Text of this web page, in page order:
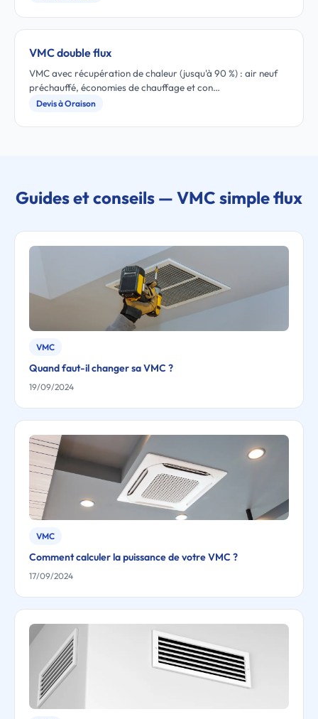
VMC double flux
VMC avec récupération de chaleur (jusqu'à 90 %) : air neuf
préchauffé, économies de chauffage et con…
Devis à Oraison
Guides et conseils — VMC simple flux
VMC
Quand faut-il changer sa VMC ?
19/09/2024
VMC
Comment calculer la puissance de votre VMC ?
17/09/2024